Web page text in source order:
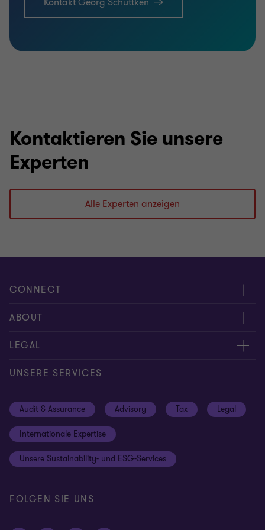
Kontaktieren Sie unsere
Experten
Alle Experten anzeigen
CONNECT
Kontakt
Experten
Hinweisgebersystem
Login
ABOUT
Über uns
Karriere
Newsletter Anmeldung
LEGAL
Impressum
Informationspflichten DS-GVO
Rechtliche Hinweise
Cookie-Einstellungen
UNSERE SERVICES
Audit & Assurance Advisory Tax Legal
Internationale Expertise
Unsere Sustainability- und ESG-Services
FOLGEN SIE UNS